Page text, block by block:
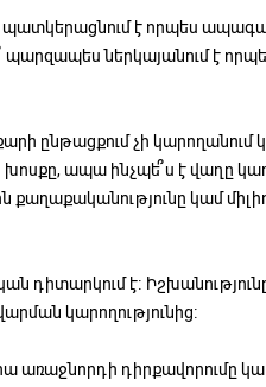
պատկերացնում է որպես
պարզապես ներկայանում է
ընթացքում չի կարողանում
խոսքը, ապա ինչպե՞ս է վաղը
կամ
է։ Իշխանությունը
կարողությունից։
առաջնորդի դիրքավորումը